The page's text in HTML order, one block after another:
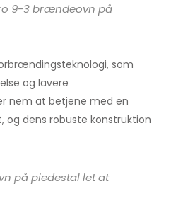
9-3 brændeovn på
som
og lavere
nem at betjene med en
dens robuste konstruktion
på piedestal let at